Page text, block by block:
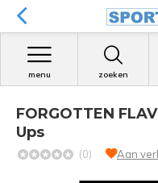
zoeken
menu
FORGOTTEN
Ups
(0) Aan